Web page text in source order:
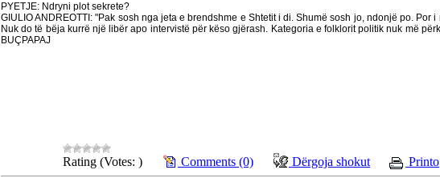
PYETJE: Ndryni plot sekrete?
GIULIO ANDREOTTI: "Pak sosh nga jeta e brendshme e Shtetit i di. Shumë sosh jo, ndonjë po. Por i
Nuk do të bëja kurrë një libër apo intervistë për këso gjërash. Kategoria e folklorit politik nuk më
BUÇPAPAJ
Rating (Votes: ) Comments (0) Dërgoja shokut Printo